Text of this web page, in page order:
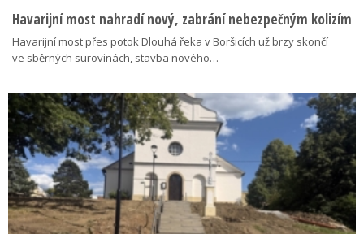
Havarijní most nahradí nový, zabrání nebezpečným kolizím
Havarijní most přes potok Dlouhá řeka v Boršicích už brzy skončí
ve sběrných surovinách, stavba nového…